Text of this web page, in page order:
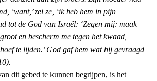
‘want,’ zei ze, ‘ik heb hem in pijn
tot de God van Israël: ‘Zegen mij: maak
en bescherm me tegen het kwaad,
te lijden.’ God gaf hem wat hij gevraagd
dit gebed te kunnen begrijpen, is het